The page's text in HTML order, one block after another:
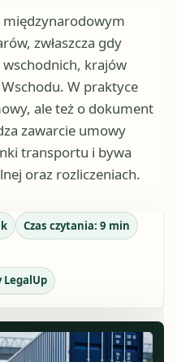
międzynarodowym
zwłaszcza gdy
krajów
Wschodu. W praktyce
ale też o dokument
zawarcie umowy
transportu i bywa
oraz rozliczeniach.
Czas czytania: 9 min
LegalUp